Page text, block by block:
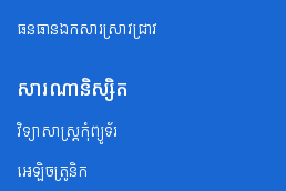
ធនធានឯកសារស្រាវជ្រាវ
សារណានិស្សិត
វិទ្យាសាស្ត្រកុំព្យូទ័រ
អេឡិចត្រូនិក